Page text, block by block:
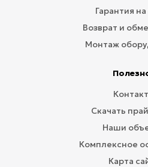
Гарантия
Возврат и
Монтаж
Скачать
Наши
Комплексное
Карта